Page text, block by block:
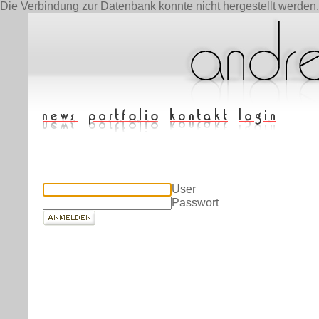
Die Verbindung zur Datenbank konnte nicht hergestellt werden.
User
Passwort